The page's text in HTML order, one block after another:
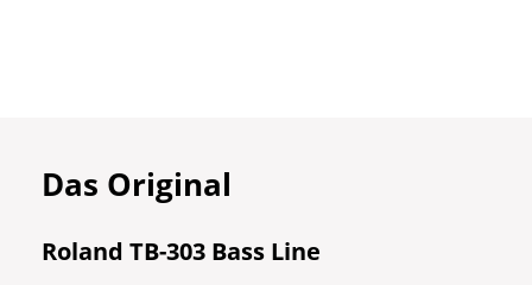
Das Original
Roland TB-303 Bass Line